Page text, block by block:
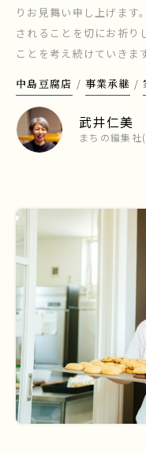
りお見舞い申し上げます
されることを切にお祈り
ことを考え続けていき
中島豆腐店
事業承継
武井仁美
まちの編集